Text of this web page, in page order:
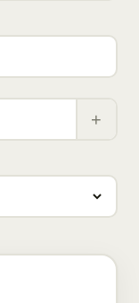
+